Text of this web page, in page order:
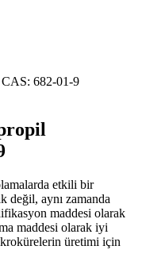
682-01-9
etkili bir
değil, aynı zamanda
maddesi olarak
maddesi olarak iyi
üretimi için